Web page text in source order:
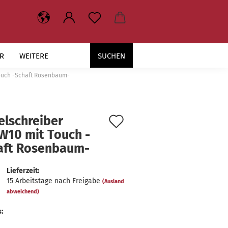
SUCHEN
WEITERE
-Schaft Rosenbaum-
mit Touch -​
Rosenbaum-​
Lieferzeit:
15 Arbeitstage nach Freigabe (Ausland
abweichend)